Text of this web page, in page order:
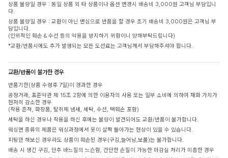
상품 불량일 경우 : 동일 상품 외 타 상품이나 옵션 변경시 배송비 3,000원 고객님 부담입니
다.
상품 불량일 경우 : 교환이 아닌 변심으로 반품을 할 경우 초기 배송비 3,000원은 고객님 부
담입니다.
(인위적인 훼손 & 수선 등의 악용을 방지하기 위함이니 양해부탁드립니다)
*교환/반품시에도 추가 발생되는 모든 도선료는 고객님께서 부담해주셔야 합니다.
교환/반품이 불가한 경우
반품기한(상품 수령후 7일)이 경과한 경우
공정거래, 표준약관 제 15조 2항에 의한 이용자의 사용 또는 일부 소비에 의하여 재화 가치가
현저히 감소한 경우
(착용 흔적, 화장품, 탈취제 냄새, 세탁, 수선, 택훼손 포함)
세탁을 하신 경우나 착용을 하신 후에는 불량이 발견되어도 교환/반품이 불가합니다.
워싱면 종류의 제품은 워싱과정에서 옷이 살짝 돌아가는 현상이 있을 수 있습니다.
피팅만 해보신 경우라도 상품이 훼손된 경우(구김,늘어남,보풀)는 불가합니다.
배송 시 생긴 구김, 단추 바느질의 느슨함, 간단한 손질이 가능한 마감실 처리가 미흡한 경우